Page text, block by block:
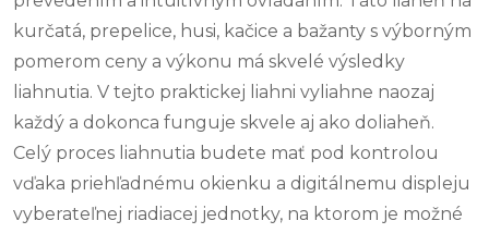
kurčatá, prepelice, husi, kačice a bažanty s výborným
pomerom ceny a výkonu má skvelé výsledky
liahnutia. V tejto praktickej liahni vyliahne naozaj
každý a dokonca funguje skvele aj ako doliaheň.
Celý proces liahnutia budete mať pod kontrolou
vďaka priehľadnému okienku a digitálnemu displeju
vyberateľnej riadiacej jednotky, na ktorom je možné